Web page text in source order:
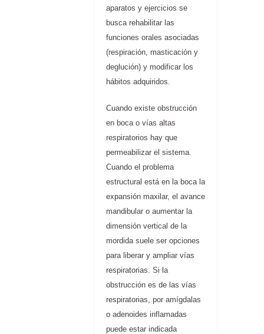
aparatos y ejercicios se
busca rehabilitar las
funciones orales asociadas
(respiración, masticación y
deglución) y modificar los
hábitos adquiridos.
Cuando existe obstrucción
en boca o vías altas
respiratorios hay que
permeabilizar el sistema.
Cuando el problema
estructural está en la boca la
expansión maxilar, el avance
mandibular o aumentar la
dimensión vertical de la
mordida suele ser opciones
para liberar y ampliar vías
respiratorias. Si la
obstrucción es de las vías
respiratorias, por amígdalas
o adenoides inflamadas
puede estar indicada